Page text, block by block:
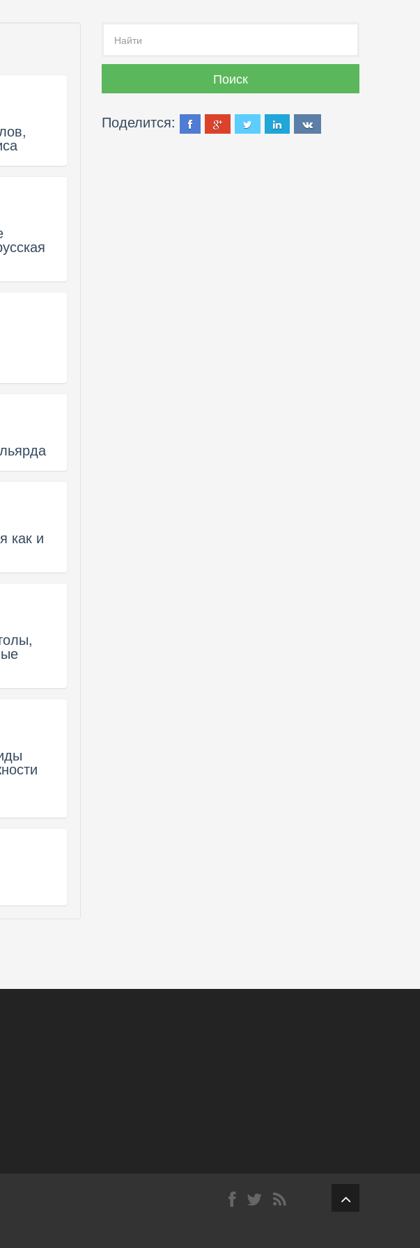
как и
Поделится: